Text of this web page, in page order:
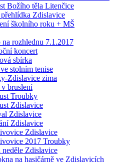
Božího těla Litenčice
Zdislavice
školního roku + MŠ
rozhlednu 7.1.2017
koncert
sbírka
stolním tenise
Zdislavice zima
v bruslení
Troubky
Zdislavice
Zdislavice
Zdislavice
Zdislavice
2017 Troubky
neděle Zdislavice
na hasičárně ve Zdislavicích